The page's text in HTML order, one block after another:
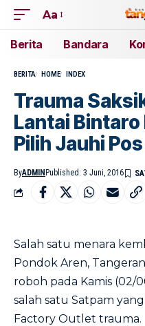
Aa
Berita Bandara
BERITA HOME INDEX
Trauma
Lantai
Pilih Jauhi
ByADMIN Published: 3 Juni, 2016
Salah satu menara
Pondok Aren,
roboh pada Kamis (02/
salah satu Satpam
Factory Outlet trauma.